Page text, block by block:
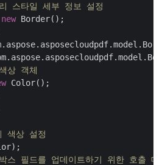
스타일 세부 정보 설정
new Border();
상 객체
Color();
색상 설정
스 필드를 업데이트하기 위한 호출 메